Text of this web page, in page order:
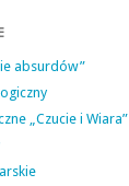
absurdów”
„Czucie i Wiara”